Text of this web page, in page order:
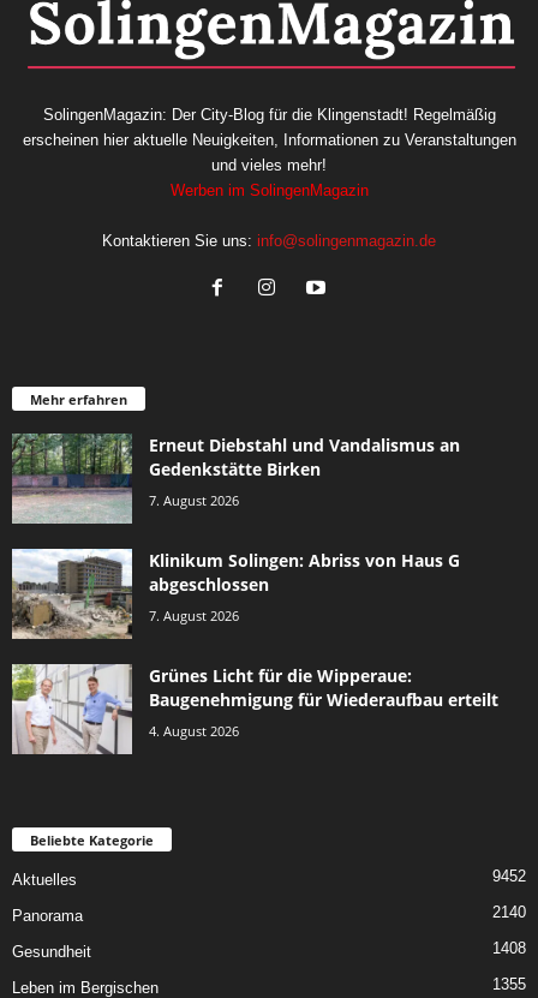
SolingenMagazin: Der City-Blog für die Klingenstadt! Regelmäßig
erscheinen hier aktuelle Neuigkeiten, Informationen zu Veranstaltungen
und vieles mehr!
Werben im SolingenMagazin
Kontaktieren Sie uns: info@solingenmagazin.de
Mehr erfahren
Erneut Diebstahl und Vandalismus an
Gedenkstätte Birken
7. August 2026
Klinikum Solingen: Abriss von Haus G
abgeschlossen
7. August 2026
Grünes Licht für die Wipperaue:
Baugenehmigung für Wiederaufbau erteilt
4. August 2026
Beliebte Kategorie
Aktuelles 9452
Panorama 2140
Gesundheit 1408
Leben im Bergischen 1355